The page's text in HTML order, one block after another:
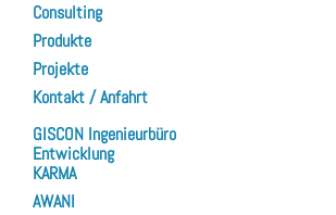
Consulting
Produkte
Projekte
Kontakt / Anfahrt
GISCON Ingenieurbüro
Entwicklung
KARMA
AWANI